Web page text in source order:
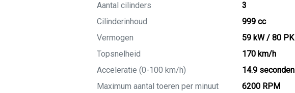
Aantal cilinders
3
Cilinderinhoud
999 cc
Vermogen
59 kW / 80 PK
Topsnelheid
170 km/h
Acceleratie (0-100 km/h)
14.9 seconden
Maximum aantal toeren per minuut
6200 RPM